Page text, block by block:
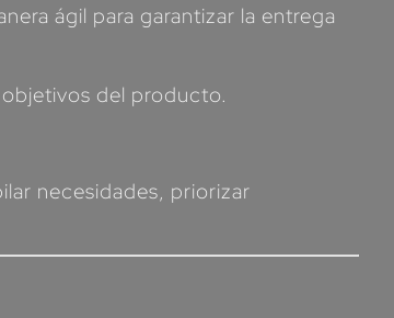
ágil para garantizar la entrega
del producto.
necesidades, priorizar